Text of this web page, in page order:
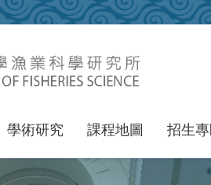
學術研究 課程地圖 招生